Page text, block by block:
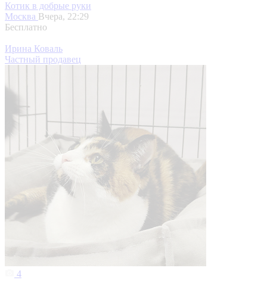
Котик в добрые руки
Москва Вчера, 22:29
Бесплатно
Ирина Коваль
Частный продавец
4